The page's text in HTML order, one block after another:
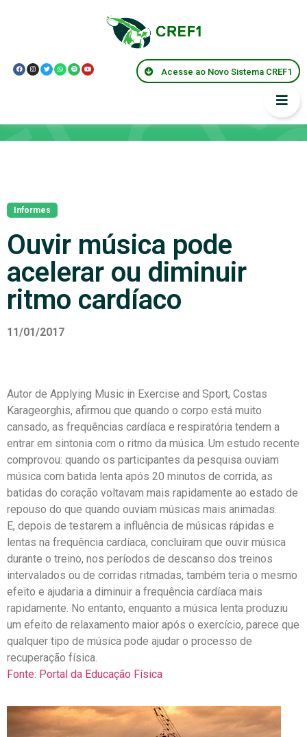
Acesse ao Novo Sistema CREF1
Informes
Ouvir música pode
acelerar ou diminuir
ritmo cardíaco
11/01/2017
Autor de Applying Music in Exercise and Sport, Costas
Karageorghis, afirmou que quando o corpo está muito
cansado, as frequências cardíaca e respiratória tendem a
entrar em sintonia com o ritmo da música. Um estudo recente
comprovou: quando os participantes da pesquisa ouviam
música com batida lenta após 20 minutos de corrida, as
batidas do coração voltavam mais rapidamente ao estado de
repouso do que quando ouviam músicas mais animadas.
E, depois de testarem a influência de músicas rápidas e
lentas na frequência cardíaca, concluíram que ouvir música
durante o treino, nos períodos de descanso dos treinos
intervalados ou de corridas ritmadas, também teria o mesmo
efeito e ajudaria a diminuir a frequência cardíaca mais
rapidamente. No entanto, enquanto a música lenta produziu
um efeito de relaxamento maior após o exercício, parece que
qualquer tipo de música pode ajudar o processo de
recuperação física.
Fonte: Portal da Educação Física